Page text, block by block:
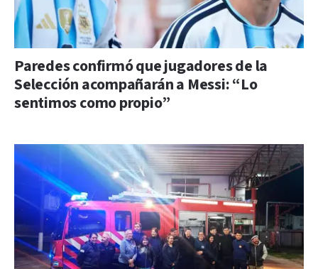
Paredes confirmó que jugadores de la
Selección acompañarán a Messi: “Lo
sentimos como propio”